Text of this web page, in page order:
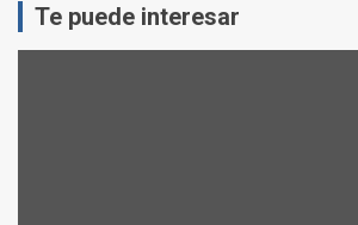
Te puede interesar